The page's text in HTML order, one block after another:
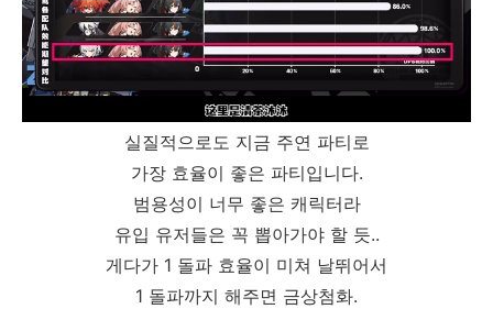
실질적으로도 지금 주연 파티로
가장 효율이 좋은 파티입니다.
범용성이 너무 좋은 캐릭터라
유입 유저들은 꼭 뽑아가야 할 듯..
게다가 1 돌파 효율이 미쳐 날뛰어서
1 돌파까지 해주면 금상첨화.